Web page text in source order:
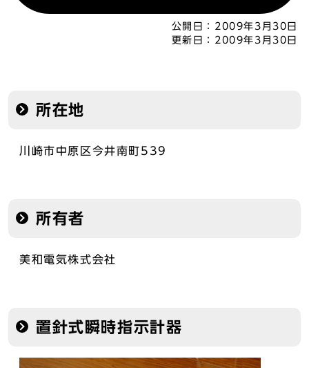
公開日： 2009年3月30日
更新日： 2009年3月30日
所在地
川崎市中原区今井南町539
所有者
美和電気株式会社
置針式瞬時指示計器